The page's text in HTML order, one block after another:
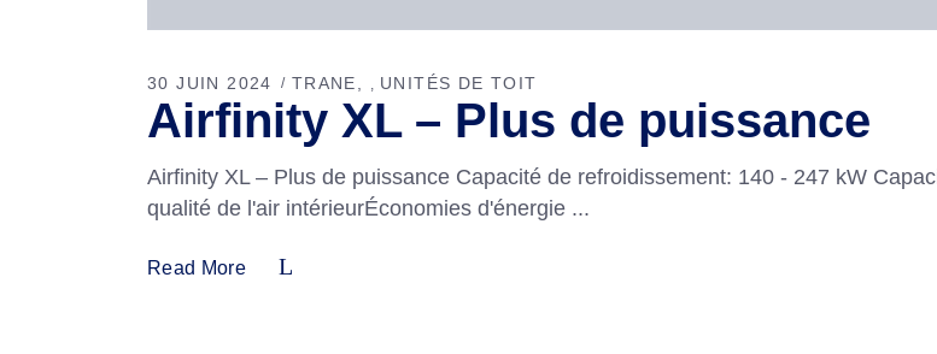
30 JUIN 2024 TRANE UNITÉS DE TOIT
Airfinity XL – Plus de puissance
Airfinity XL – Plus de puissance Capacité de refroidissement: 140 - 247 kW
qualité de l'air intérieurÉconomies d'énergie
Read More